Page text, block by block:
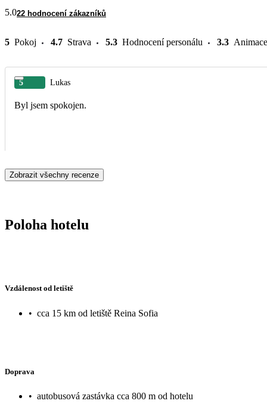
5.022 hodnocení zákazníků
5 Pokoj 4.7 Strava 5.3 Hodnocení personálu 3.3 Animace
5 Lukas
Byl jsem spokojen.
Zobrazit všechny recenze
Poloha hotelu
Vzdálenost od letiště
• cca 15 km od letiště Reina Sofia
Doprava
• autobusová zastávka cca 800 m od hotelu